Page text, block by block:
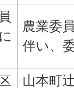
農業委
伴い、
山本町